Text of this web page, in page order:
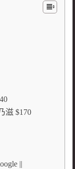
滋 $170
||